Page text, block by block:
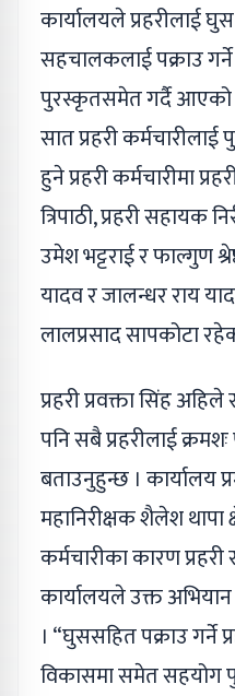
कार्यालयले प्रहरीलाई
सहचालकलाई पक्राउ गर्ने
पुरस्कृतसमेत गर्दै आएको
सात प्रहरी
हुने प्रहरी कर्मचारीमा
त्रिपाठी, प्रहरी सहायक
उमेश भट्टराई र फाल्गुण
यादव र जालन्धर राय
लालप्रसाद सापकोटा
प्रहरी प्रवक्ता सिंह
पनि सबै प्रहरीलाई
बताउनुहुन्छ । कार्यालय
महानिरीक्षक शैलेश थापा
कर्मचारीका कारण
कार्यालयले उक्त
। “घुससहित पक्राउ गर्ने
विकासमा समेत सहयोग